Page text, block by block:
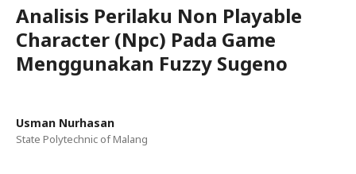
Analisis Perilaku Non Playable
Character (Npc) Pada Game
Menggunakan Fuzzy Sugeno
Usman Nurhasan
State Polytechnic of Malang